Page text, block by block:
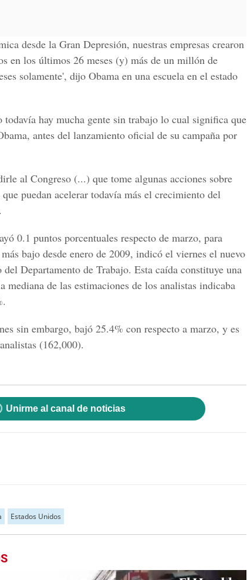
desde la Gran Depresión, nuestras empresas crearon
en los últimos 26 meses (y) más de un millón de
solamente', dijo Obama en una escuela en el estado
todavía hay mucha gente sin trabajo lo cual significa que
antes del lanzamiento oficial de su campaña por
al Congreso (...) que tome algunas acciones sobre
puedan acelerar todavía más el crecimiento del
0.1 puntos porcentuales respecto de marzo, para
bajo desde enero de 2009, indicó el viernes el nuevo
Departamento de Trabajo. Esta caída constituye una
mediana de las estimaciones de los analistas indicaba
sin embargo, bajó 25.4% con respecto a marzo, y es
(162,000).
Unirme al canal de noticias
Estados Unidos